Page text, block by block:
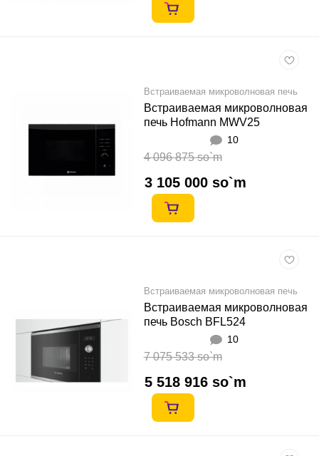
Встраиваемая микроволновая печь
Встраиваемая микроволновая
печь Hofmann MWV25
10
4 096 875 so`m
3 105 000 so`m
Встраиваемая микроволновая печь
Встраиваемая микроволновая
печь Bosch BFL524
10
7 075 533 so`m
5 518 916 so`m